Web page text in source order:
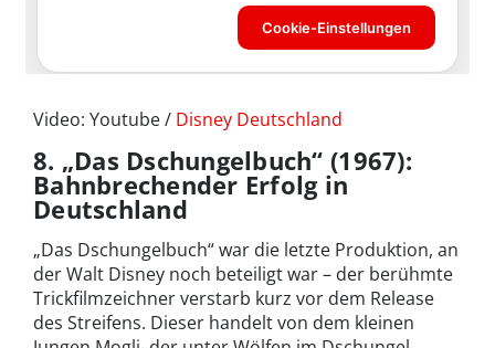
Video: Youtube / Disney Deutschland
8. „Das Dschungelbuch“ (1967):
Bahnbrechender Erfolg in
Deutschland
„Das Dschungelbuch“ war die letzte Produktion, an
der Walt Disney noch beteiligt war – der berühmte
Trickfilmzeichner verstarb kurz vor dem Release
des Streifens. Dieser handelt von dem kleinen